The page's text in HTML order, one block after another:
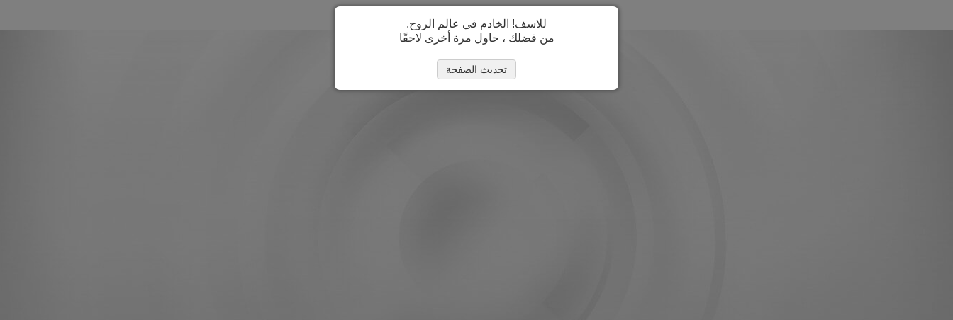
للاسف! الخادم في عالم الروح.
من فضلك ، حاول مرة أخرى لاحقًا
تحديث الصفحة